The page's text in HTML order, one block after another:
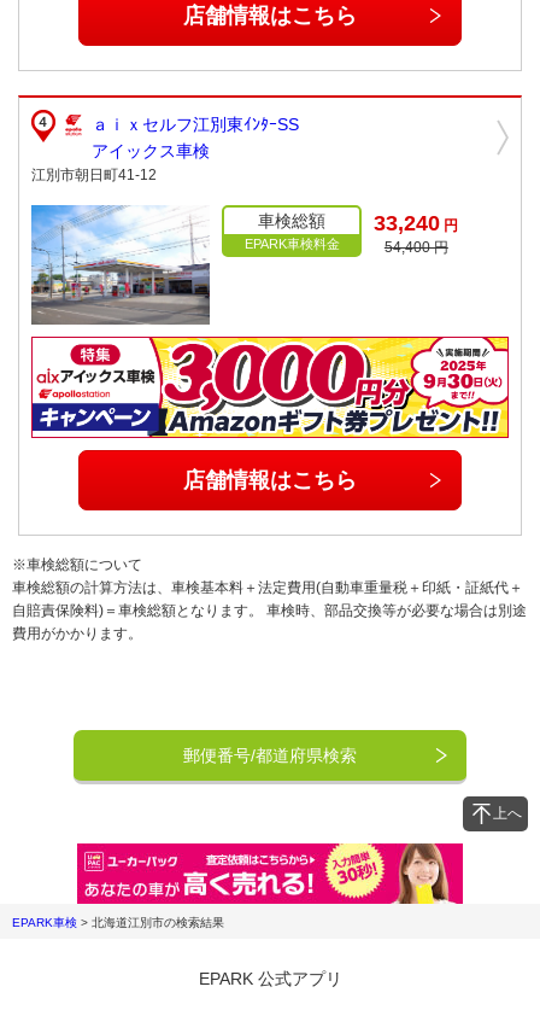
店舗情報はこちら
ａｉｘセルフ江別東ｲﾝﾀｰSS
アイックス車検
江別市朝日町41-12
車検総額
EPARK車検料金
33,240 円
54,400 円
店舗情報はこちら
※車検総額について
車検総額の計算方法は、車検基本料＋法定費用(自動車重量税＋印紙・証紙代＋
自賠責保険料)＝車検総額となります。 車検時、部品交換等が必要な場合は別途
費用がかかります。
郵便番号/都道府県検索
上へ
EPARK車検 > 北海道江別市の検索結果